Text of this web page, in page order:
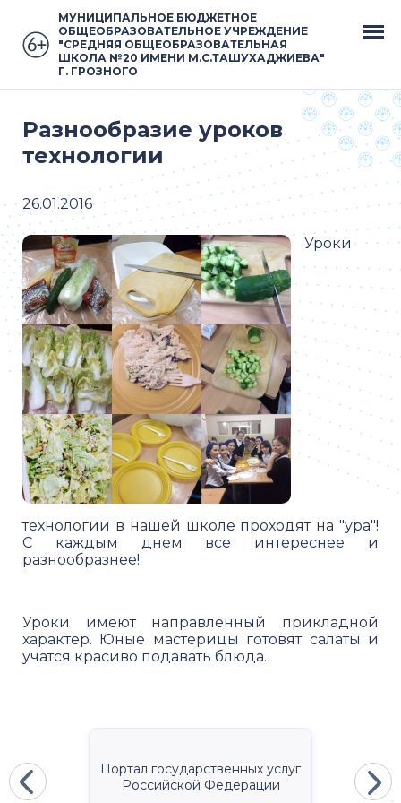
МУНИЦИПАЛЬНОЕ БЮДЖЕТНОЕ
ОБЩЕОБРАЗОВАТЕЛЬНОЕ УЧРЕЖДЕНИЕ
"СРЕДНЯЯ ОБЩЕОБРАЗОВАТЕЛЬНАЯ
ШКОЛА №20 ИМЕНИ М.С.ТАШУХАДЖИЕВА"
Г. ГРОЗНОГО
Разнообразие уроков
технологии
26.01.2016
Уроки
технологии в нашей школе проходят на "ура"!
С каждым днем все интереснее и
разнообразнее!
Уроки имеют направленный прикладной
характер. Юные мастерицы готовят салаты и
учатся красиво подавать блюда.
Портал государственных услуг
Российской Федерации